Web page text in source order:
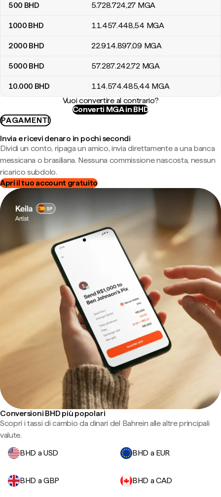
500 BHD 5.728.724,27 MGA
1000 BHD 11.457.448,54 MGA
2000 BHD 22.914.897,09 MGA
5000 BHD 57.287.242,72 MGA
10.000 BHD 114.574.485,44 MGA
Vuoi convertire al contrario?
Converti MGA in BHD
PAGAMENTI
Invia e ricevi denaro in pochi secondi
Dividi un conto, ripaga un amico, invia direttamente a una banca
messicana o brasiliana. Nessuna commissione nascosta, nessun
ricarico subdolo.
Apri il tuo account gratuito
Conversioni BHD più popolari
Scopri i tassi di cambio da dinari del Bahrein alle altre principali
valute.
BHD a USD
BHD a EUR
BHD a GBP BHD a CAD